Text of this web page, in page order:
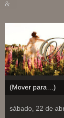
&
sábado, 22 de